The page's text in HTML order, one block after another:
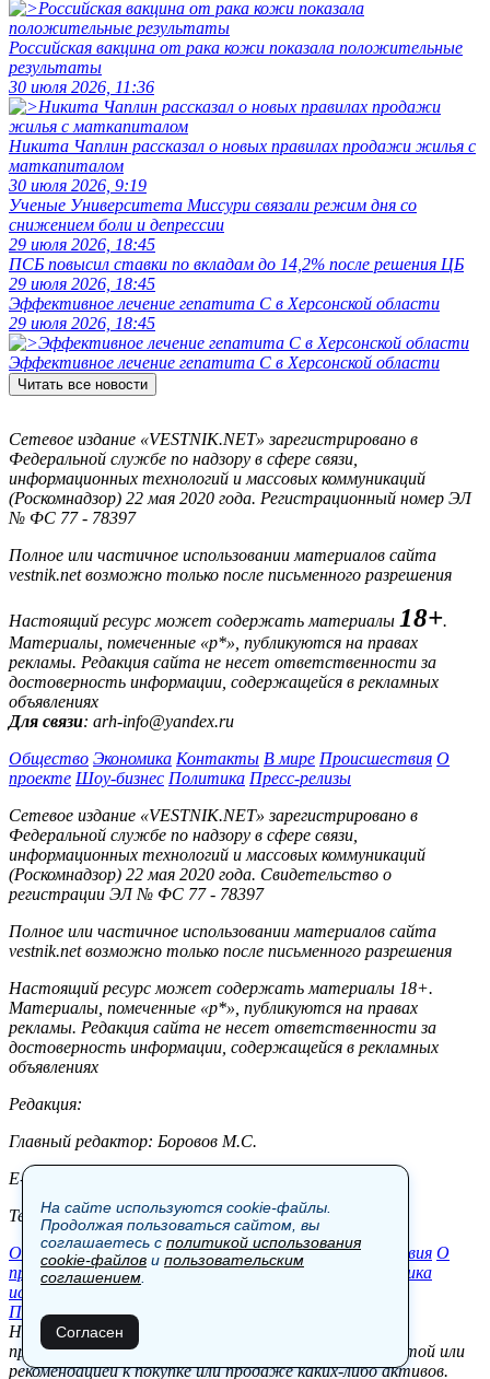
Российская вакцина от рака кожи показала положительные
результаты
30 июля 2026, 11:36
Никита Чаплин рассказал о новых правилах продажи жилья с
маткапиталом
30 июля 2026, 9:19
Ученые Университета Миссури связали режим дня со
снижением боли и депрессии
29 июля 2026, 18:45
ПСБ повысил ставки по вкладам до 14,2% после решения ЦБ
29 июля 2026, 18:45
Эффективное лечение гепатита C в Херсонской области
29 июля 2026, 18:45
Эффективное лечение гепатита C в Херсонской области
Читать все новости
Сетевое издание «VESTNIK.NET» зарегистрировано в
Федеральной службе по надзору в сфере связи,
информационных технологий и массовых коммуникаций
(Роскомнадзор) 22 мая 2020 года. Регистрационный номер ЭЛ
№ ФС 77 - 78397
Полное или частичное использовании материалов сайта
vestnik.net возможно только после письменного разрешения
Настоящий ресурс может содержать материалы 18+.
Материалы, помеченные «р*», публикуются на правах
рекламы. Редакция сайта не несет ответственности за
достоверность информации, содержащейся в рекламных
объявлениях
Для связи: arh-info@yandex.ru
Общество Экономика Контакты В мире Происшествия О
проекте Шоу-бизнес Политика Пресс-релизы
Сетевое издание «VESTNIK.NET» зарегистрировано в
Федеральной службе по надзору в сфере связи,
информационных технологий и массовых коммуникаций
(Роскомнадзор) 22 мая 2020 года. Свидетельство о
регистрации ЭЛ № ФС 77 - 78397
Полное или частичное использовании материалов сайта
vestnik.net возможно только после письменного разрешения
Настоящий ресурс может содержать материалы 18+.
Материалы, помеченные «р*», публикуются на правах
рекламы. Редакция сайта не несет ответственности за
достоверность информации, содержащейся в рекламных
объявлениях
Редакция:
Главный редактор: Боровов М.С.
E-mail: site@vestnik.net, reb.msk@yandex.ru
Тел.: +7 (921) 720-00-97
Общество Экономика Контакты В мире Происшествия О
проекте Шоу-бизнес Политика Пресс-релизы
Политика
использования cookie-файлов
Пользовательское соглашение
Новости, аналитика, прогнозы и другие материалы,
представленные на данном сайте, не являются офертой или
рекомендацией к покупке или продаже каких-либо активов.
На сайте используются cookie-файлы.
Продолжая пользоваться сайтом, вы
соглашаетесь с политикой использования
cookie-файлов и пользовательским
соглашением
Согласен